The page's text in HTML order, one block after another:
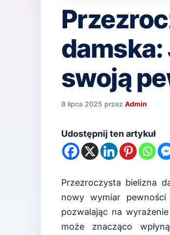
swoją
8 lipca 2025 przez Admin
Udostępnij ten artykuł
Przezroczysta bielizna
nowy wymiar
pozwalając na
może znacząco